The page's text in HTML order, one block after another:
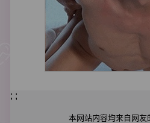
; ;
本网站内容均来自网友